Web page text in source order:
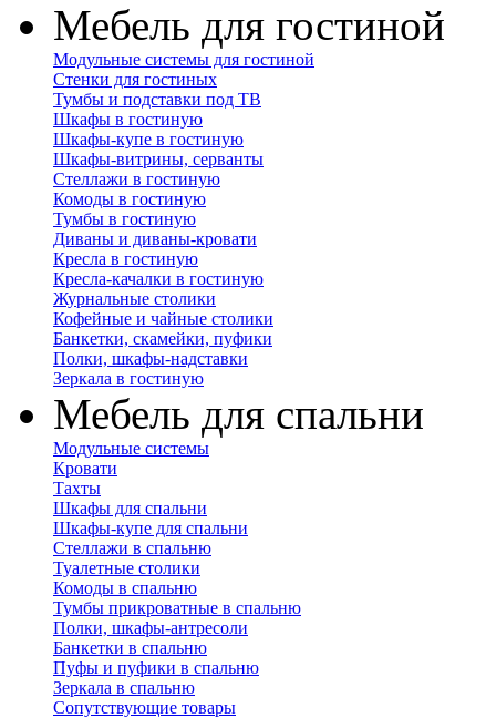
Мебель для гостиной
Модульные системы для гостиной
Стенки для гостиных
Тумбы и подставки под ТВ
Шкафы в гостиную
Шкафы-купе в гостиную
Шкафы-витрины, серванты
Стеллажи в гостиную
Комоды в гостиную
Тумбы в гостиную
Диваны и диваны-кровати
Кресла в гостиную
Кресла-качалки в гостиную
Журнальные столики
Кофейные и чайные столики
Банкетки, скамейки, пуфики
Полки, шкафы-надставки
Зеркала в гостиную
Мебель для спальни
Модульные системы
Кровати
Тахты
Шкафы для спальни
Шкафы-купе для спальни
Стеллажи в спальню
Туалетные столики
Комоды в спальню
Тумбы прикроватные в спальню
Полки, шкафы-антресоли
Банкетки в спальню
Пуфы и пуфики в спальню
Зеркала в спальню
Сопутствующие товары